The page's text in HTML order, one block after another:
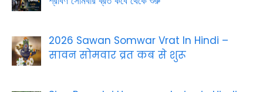
2026 Sawan Somwar Vrat In Hindi –
सावन सोमवार व्रत कब से शुरू